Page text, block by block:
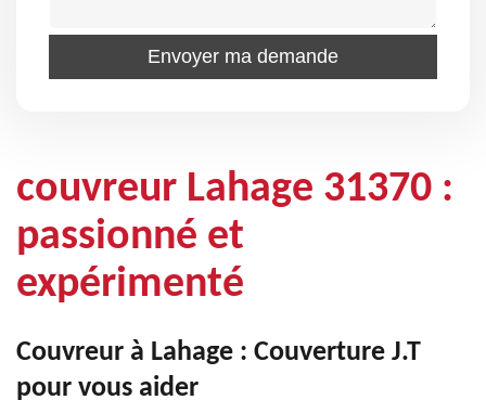
couvreur Lahage 31370 :
passionné et
expérimenté
Couvreur à Lahage : Couverture J.T
pour vous aider